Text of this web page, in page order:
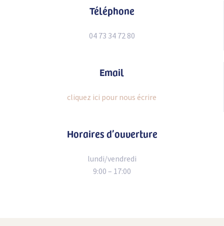
Téléphone
04 73 34 72 80
Email
cliquez ici pour nous écrire
Horaires d’ouverture
lundi/vendredi
9:00 – 17:00